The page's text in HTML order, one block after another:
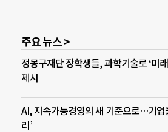
주요 뉴스 >
정몽구재단 장학생들, 과학기술로 ‘미
제시
AI, 지속가능경영의 새 기준으로…기업
리’